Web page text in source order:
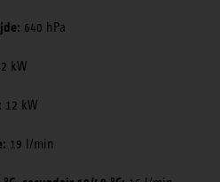
640 hPa
kW
12 kW
19 l/min